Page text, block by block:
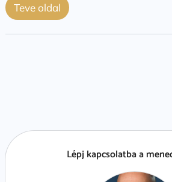
Teve oldal
Lépj kapcsolatba a